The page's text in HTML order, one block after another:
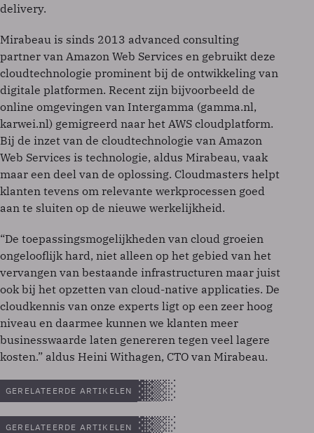
delivery.
Mirabeau is sinds 2013 advanced consulting
partner van Amazon Web Services en gebruikt deze
cloudtechnologie prominent bij de ontwikkeling van
digitale platformen. Recent zijn bijvoorbeeld de
online omgevingen van Intergamma (gamma.nl,
karwei.nl) gemigreerd naar het AWS cloudplatform.
Bij de inzet van de cloudtechnologie van Amazon
Web Services is technologie, aldus Mirabeau, vaak
maar een deel van de oplossing. Cloudmasters helpt
klanten tevens om relevante werkprocessen goed
aan te sluiten op de nieuwe werkelijkheid.
“De toepassingsmogelijkheden van cloud groeien
ongelooflijk hard, niet alleen op het gebied van het
vervangen van bestaande infrastructuren maar juist
ook bij het opzetten van cloud-native applicaties. De
cloudkennis van onze experts ligt op een zeer hoog
niveau en daarmee kunnen we klanten meer
businesswaarde laten genereren tegen veel lagere
kosten.” aldus Heini Withagen, CTO van Mirabeau.
GERELATEERDE ARTIKELEN
GERELATEERDE ARTIKELEN